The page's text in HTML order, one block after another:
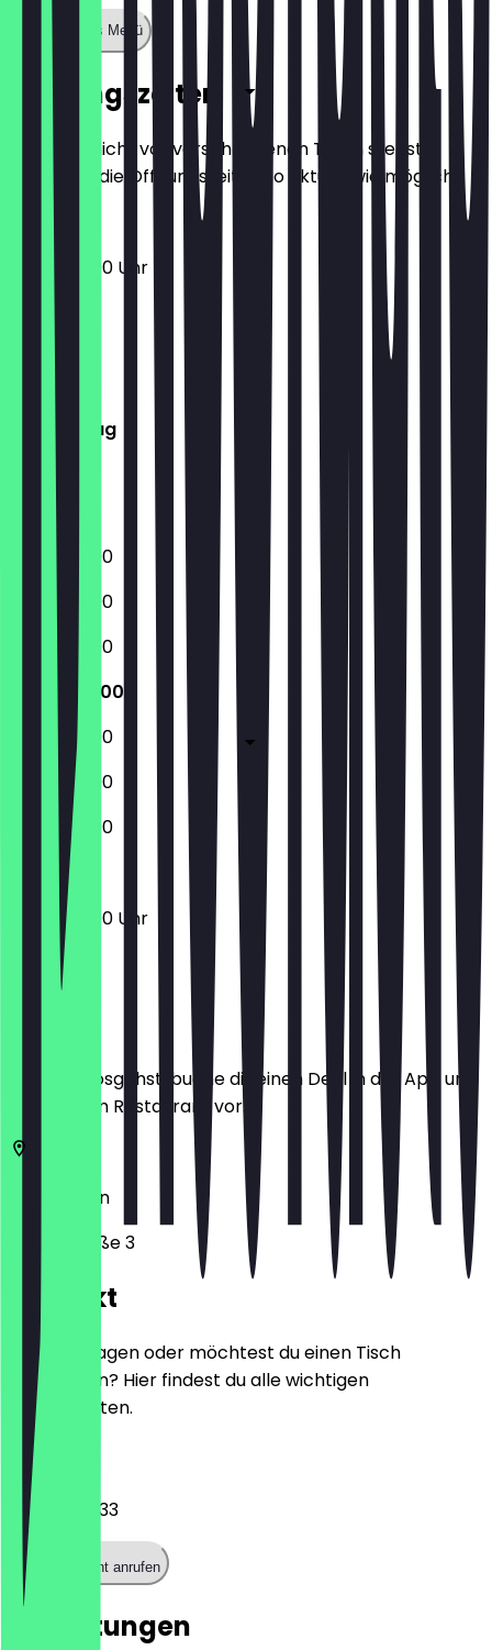
Zeige ganzes Menü
Öffnungszeiten
Damit du nicht vor verschlossenen Türen stehst,
halten wir die Öffnungszeiten so aktuell wie möglich.
12:00 - 23:00 Uhr
Montag
Dienstag
Mittwoch
Donnerstag
Freitag
Samstag
Sonntag
12:00 - 23:00
12:00 - 23:00
12:00 - 23:00
12:00 - 23:00
12:00 - 23:00
12:00 - 23:00
12:00 - 23:00
12:00 - 23:00 Uhr
Bevor du losgehst, buche dir einen Deal in der App und
zeige ihn im Restaurant vor.
Berlin
Rankestraße 3
Kontakt
Hast du Fragen oder möchtest du einen Tisch
reservieren? Hier findest du alle wichtigen
Kontaktdaten.
Telefon
03055221733
Restaurant anrufen
Bewertungen